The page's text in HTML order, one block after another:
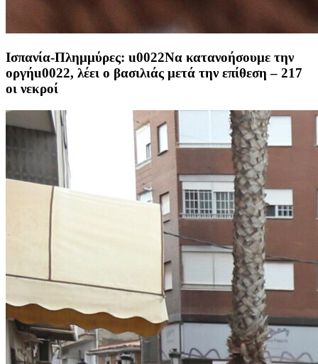
Ισπανία-Πλημμύρες: u0022Να κατανοήσουμε την
οργήu0022, λέει ο βασιλιάς μετά την επίθεση – 217
οι νεκροί